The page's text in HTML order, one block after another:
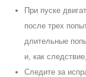
При пуске
после трех
длительные
и, как
Следите за